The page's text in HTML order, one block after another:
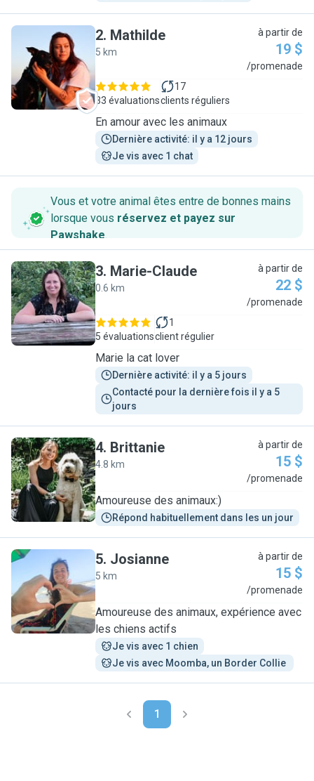
M
2. Mathilde
5 km
à partir de
19 $
/promenade
33 évaluations
17
clients réguliers
En amour avec les animaux
Dernière activité: il y a 12 jours
Je vis avec 1 chat
Vous et votre animal êtes entre de bonnes mains
lorsque vous réservez et payez sur
Pawshake.
M
3. Marie-Claude
0.6 km
à partir de
22 $
/promenade
5 évaluations
1
client régulier
Marie la cat lover
Dernière activité: il y a 5 jours
Contacté pour la dernière fois il y a 5
jours
B
4. Brittanie
4.8 km
à partir de
15 $
/promenade
Amoureuse des animaux:)
Répond habituellement dans les un jour
J
5. Josianne
5 km
à partir de
15 $
/promenade
Amoureuse des animaux, expérience avec
les chiens actifs
Je vis avec 1 chien
Je vis avec Moomba, un Border Collie
1